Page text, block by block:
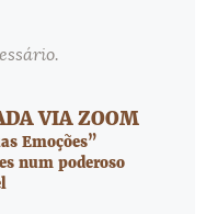
VIA ZOOM
Emoções”
num poderoso